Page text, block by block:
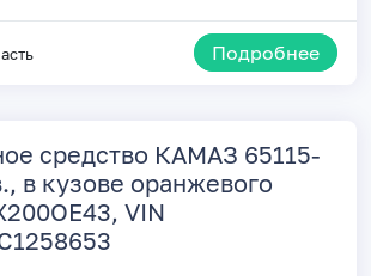
Подробнее
средство КАМАЗ 65115-
в кузове оранжевого
VIN